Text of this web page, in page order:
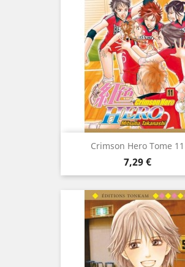
Crimson Hero Tome 11
Prix
7,29 €